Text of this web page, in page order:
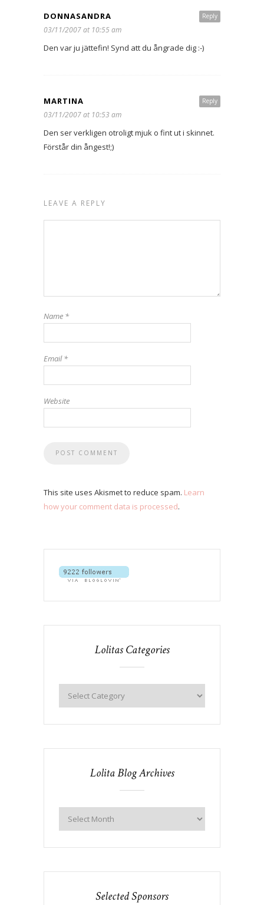
Reply
DONNASANDRA
03/11/2007 at 10:55 am
Den var ju jättefin! Synd att du ångrade dig :-)
Reply
MARTINA
03/11/2007 at 10:53 am
Den ser verkligen otroligt mjuk o fint ut i skinnet.
Förstår din ångest!;)
LEAVE A REPLY
Name *
Email*
Website
This site uses Akismet to reduce spam. Learn
how your comment data is processed.
Lolitas Categories
Lolita Blog Archives
Selected Sponsors